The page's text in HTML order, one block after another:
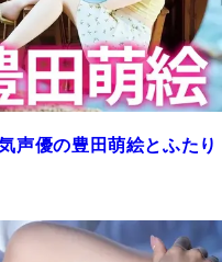
声優の豊田萌絵とふたり